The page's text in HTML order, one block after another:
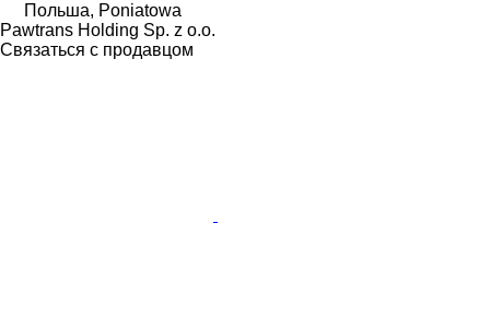
Польша, Poniatowa
Pawtrans Holding Sp. z o.o.
Связаться с продавцом